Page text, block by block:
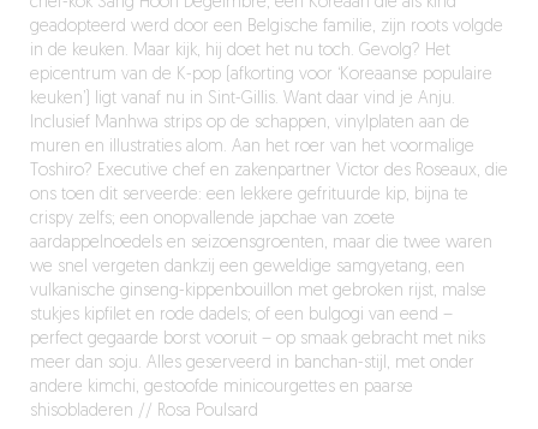
geadopteerd werd door een Belgische familie, zijn roots volgde
in de keuken. Maar kijk, hij doet het nu toch. Gevolg? Het
epicentrum van de K-pop (afkorting voor ‘Koreaanse populaire
keuken’) ligt vanaf nu in Sint-Gillis. Want daar vind je Anju.
Inclusief Manhwa strips op de schappen, vinylplaten aan de
muren en illustraties alom. Aan het roer van het voormalige
Toshiro? Executive chef en zakenpartner Victor des Roseaux, die
ons toen dit serveerde: een lekkere gefrituurde kip, bijna te
crispy zelfs; een onopvallende japchae van zoete
aardappelnoedels en seizoensgroenten, maar die twee waren
we snel vergeten dankzij een geweldige samgyetang, een
vulkanische ginseng-kippenbouillon met gebroken rijst, malse
stukjes kipfilet en rode dadels; of een bulgogi van eend –
perfect gegaarde borst vooruit – op smaak gebracht met niks
meer dan soju. Alles geserveerd in banchan-stijl, met onder
andere kimchi, gestoofde minicourgettes en paarse
shisobladeren // Rosa Poulsard